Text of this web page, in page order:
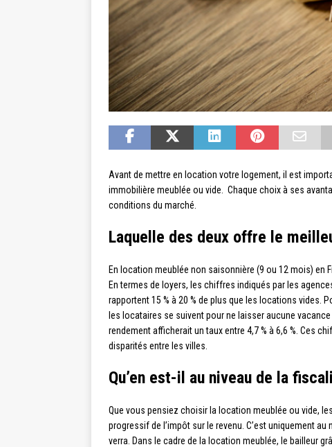
Avant de mettre en location votre logement, il est
immobilière meublée ou vide. Chaque choix à ses
conditions du marché.
Laquelle des deux offre le
En location meublée non saisonnière (9 ou 12 mois) en
En termes de loyers, les chiffres indiqués par les
rapportent 15 % à 20 % de plus que les locations vides.
les locataires se suivent pour ne laisser aucune
rendement afficherait un taux entre 4,7 % à 6,6 %. Ces
disparités entre les villes.
Qu’en est-il au niveau de la
Que vous pensiez choisir la location meublée ou vide,
progressif de l’impôt sur le revenu. C’est uniquement
verra. Dans le cadre de la location meublée, le bailleur